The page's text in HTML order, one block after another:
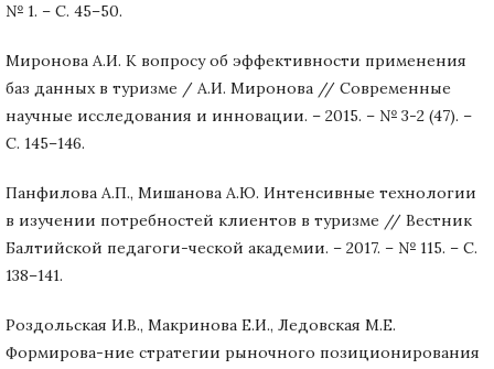
№ 1. – С. 45–50.
Миронова А.И. К вопросу об эффективности применения
баз данных в туризме / А.И. Миронова // Современные
научные исследования и инновации. – 2015. – № 3-2 (47). –
С. 145–146.
Панфилова А.П., Мишанова А.Ю. Интенсивные технологии
в изучении потребностей клиентов в туризме // Вестник
Балтийской педагоги-ческой академии. – 2017. – № 115. – С.
138–141.
Роздольская И.В., Макринова Е.И., Ледовская М.Е.
Формирова-ние стратегии рыночного позиционирования